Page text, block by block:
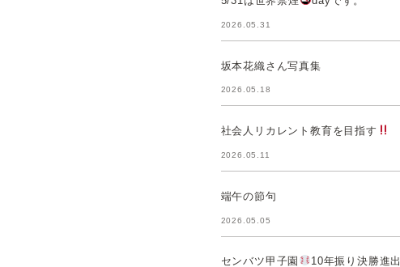
2026.05.31
坂本花織さん写真集
2026.05.18
社会人リカレント教育を目指す
2026.05.11
端午の節句
2026.05.05
センバツ甲子園 10年振り決勝進出